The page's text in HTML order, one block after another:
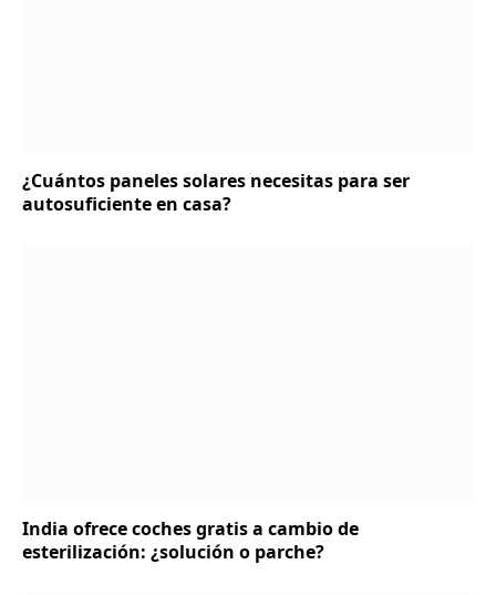
¿Cuántos paneles solares necesitas para ser
autosuficiente en casa?
India ofrece coches gratis a cambio de
esterilización: ¿solución o parche?